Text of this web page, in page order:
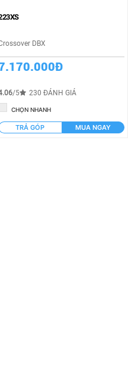
100 triệu
200 triệu
500 triệu
đến 1 tỷ
1 tỷ
DBX
/5 230 ĐÁNH GIÁ
CHỌN NHANH
TRẢ GÓP MUA NGAY